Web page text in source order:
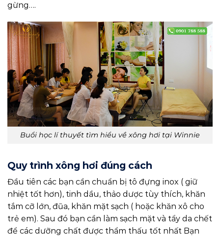
gừng….
Buổi học lí thuyết tìm hiểu về xông hơi tại Winnie
Quy trình xông hơi đúng cách
Đầu tiên các bạn cần chuẩn bị tô đựng inox ( giữ
nhiệt tốt hơn), tinh dầu, thảo dược tùy thích, khăn
tắm cỡ lớn, đũa, khăn mặt sạch ( hoặc khăn xô cho
trẻ em). Sau đó bạn cần làm sạch mặt và tẩy da chết
để các dưỡng chất được thẩm thấu tốt nhất Bạn